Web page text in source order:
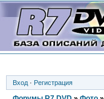
Вход · Регистрация